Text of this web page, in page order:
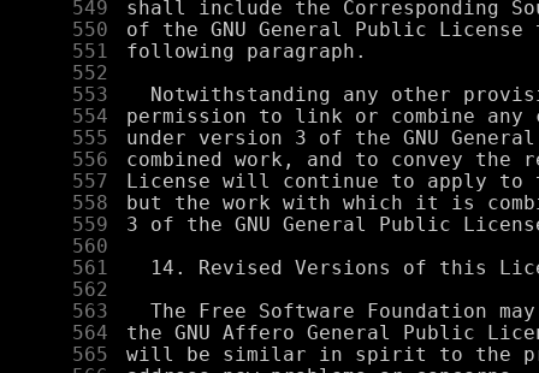
    549
    550
    551
    552
    553
    554
    555
    556
    557
    558
    559
    560
    561
    562
    563
    564
    565